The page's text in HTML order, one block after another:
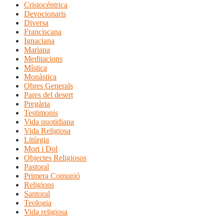
Cristocéntrica
Devocionaris
Diversa
Franciscana
Ignaciana
Mariana
Meditacions
Mística
Monàstica
Obres Generals
Pares del desert
Pregària
Testimonis
Vida quotidiana
Vida Religiosa
Litúrgia
Mort i Dol
Objectes Religiosos
Pastoral
Primera Comunió
Religions
Santoral
Teologia
Vida religiosa